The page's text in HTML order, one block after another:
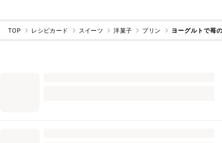
TOP レシピカード スイーツ 洋菓子 プリン ヨーグルトで苺